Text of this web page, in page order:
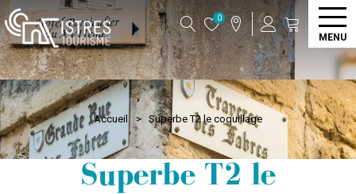
0
MENU
Accueil > Superbe T2 le coquillage
Superbe T2 le